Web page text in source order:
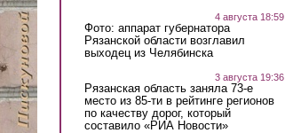
4 августа 18:59
Фото: аппарат губернатора
Рязанской области возглавил
выходец из Челябинска
3 августа 19:36
Рязанская область заняла 73-е
место из 85-ти в рейтинге регионов
по качеству дорог, который
составило «РИА Новости»